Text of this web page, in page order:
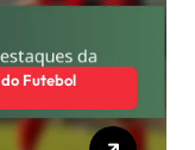
Futebol